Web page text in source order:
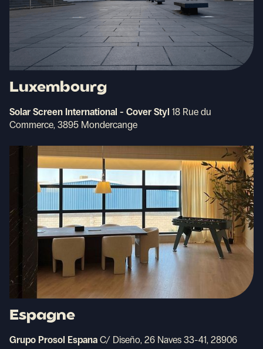
Luxembourg
Solar Screen International - Cover Styl 18 Rue du
Commerce, 3895 Mondercange
Espagne
Grupo Prosol Espana C/ Diseño, 26 Naves 33-41, 28906